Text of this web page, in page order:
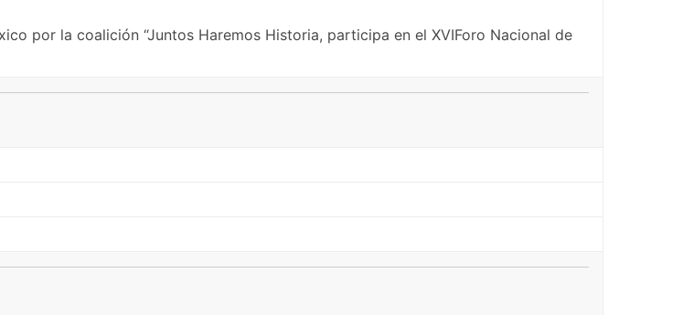
por la coalición “Juntos Haremos Historia, participa en el XVIForo Nacional de